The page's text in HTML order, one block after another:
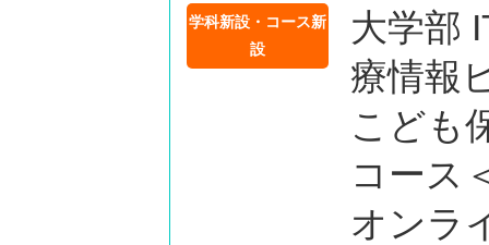
学科新設・コース新
設
大学部
療情報
こども
コース
オンラ